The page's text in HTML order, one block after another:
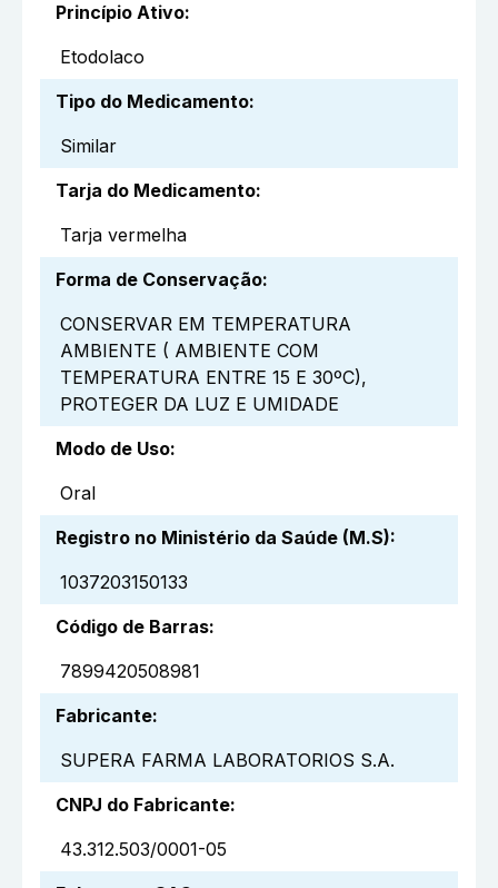
Princípio Ativo:
Etodolaco
Tipo do Medicamento:
Similar
Tarja do Medicamento:
Tarja vermelha
Forma de Conservação:
CONSERVAR EM TEMPERATURA
AMBIENTE ( AMBIENTE COM
TEMPERATURA ENTRE 15 E 30ºC),
PROTEGER DA LUZ E UMIDADE
Modo de Uso:
Oral
Registro no Ministério da Saúde (M.S):
1037203150133
Código de Barras:
7899420508981
Fabricante:
SUPERA FARMA LABORATORIOS S.A.
CNPJ do Fabricante:
43.312.503/0001-05